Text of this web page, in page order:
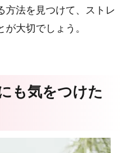
方法を見つけて、ストレ
が大切でしょう。
も気をつけた